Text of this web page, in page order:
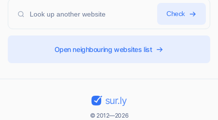
Check
Open neighbouring websites list
sur.ly
© 2012—2026